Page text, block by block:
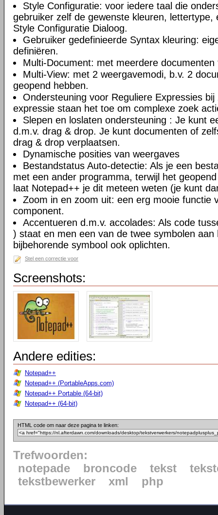
Style Configuratie: voor iedere taal die
gebruiker zelf de gewenste kleuren, lettertype,
Style Configuratie Dialoog.
Gebruiker gedefinieerde Syntax kleuring:
definiëren.
Multi-Document: met meerdere documenten
Multi-View: met 2 weergavemodi, b.v. 2
geopend hebben.
Ondersteuning voor Reguliere Expressies
expressie staan het toe om complexe zoek
Slepen en loslaten ondersteuning : Je kunt
d.m.v. drag & drop. Je kunt documenten of
drag & drop verplaatsen.
Dynamische posities van weergaves
Bestandstatus Auto-detectie: Als je een
met een ander programma, terwijl het
laat Notepad++ je dit meteen weten (je kunt
Zoom in en zoom uit: een erg mooie functie
component.
Accentueren d.m.v. accolades: Als code
) staat en men een van de twee symbolen aan
bijbehorende symbool ook oplichten.
Stel een correctie voor
Screenshots:
Andere edities:
Notepad++
Notepad++ (PortableApps.com)
Notepad++ Portable (64-bit)
Notepad++ (64-bit)
HTML code om naar deze pagina te linken:
Trefwoorden:
notepade
broncode tekst
tekstbewerker
xml php